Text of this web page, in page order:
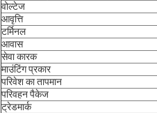
वोल्टेज
आवृत्ति
टर्मिनल
आवास
सेवा कारक
माउंटिंग प्रकार
परिवेश का तापमान
परिवहन पैकेज
ट्रेडमार्क